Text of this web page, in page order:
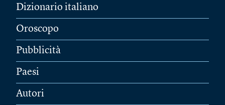
Dizionario italiano
Oroscopo
Pubblicità
Paesi
Autori